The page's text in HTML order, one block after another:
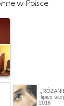
-lipiec-
2018